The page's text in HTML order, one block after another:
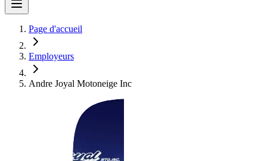
Page d'accueil
Employeurs
Andre Joyal Motoneige Inc